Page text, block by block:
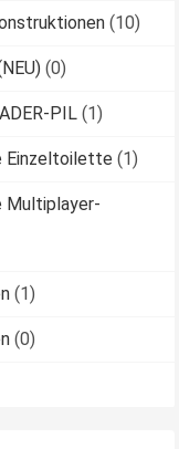
(10)
(0)
PIL (1)
Einzeltoilette (1)
(1)
(0)